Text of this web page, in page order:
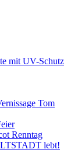
mit UV-Schutz
Tom
Renntag
lebt!